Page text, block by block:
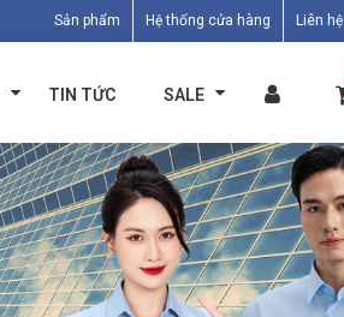
Sản phẩm Hệ thống cửa hàng Liên hệ
TIN TỨC SALE